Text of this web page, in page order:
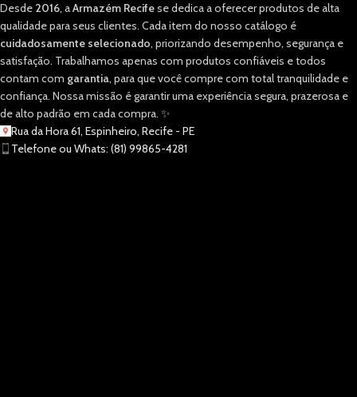
Desde 2016, aArmazém Recifese dedica a oferecer produtos de alta
qualidade para seus clientes. Cada item do nosso catálogo é
cuidadosamente selecionado, priorizando desempenho, segurança e
satisfação. Trabalhamos apenas com produtos confiáveis e todos
contam com garantia, para que você compre com total tranquilidade e
confiança. Nossa missão é garantir uma experiência segura, prazerosa e
de alto padrão em cada compra. ✨
Rua da Hora 61, Espinheiro, Recife - PE
Telefone ou Whats: (81) 99865-4281